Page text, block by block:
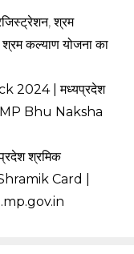
,श्रम
श्रम कल्याण योजना का
2024 | मध्यप्रदेश
MP Bhu Naksha
श्रमिक
Card |